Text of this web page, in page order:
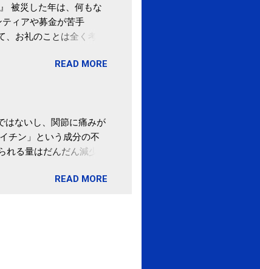
被災した年は、何もな
ィアや募金が苦手
お礼のことは全く考え
らの目的は......。 総務
READ MORE
はないし、関節に痛みが
チン」という成分の不
る量はだんだん減少し
チン」という成分は、納
したことがなかった。
度かき混ぜる。 ・タレ
READ MORE